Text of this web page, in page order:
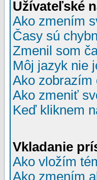
Užívateľské
Ako zmením
Časy sú
Zmenil som
Môj jazyk nie
Ako zobrazím
Ako zmeniť
Keď kliknem
Vkladanie
Ako vložím
Ako zmením